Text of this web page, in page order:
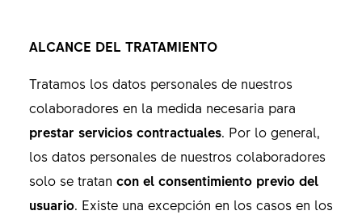
ALCANCE DEL TRATAMIENTO
Tratamos los datos personales de nuestros
colaboradores en la medida necesaria para
prestar servicios contractuales. Por lo general,
los datos personales de nuestros colaboradores
solo se tratan con el consentimiento previo del
usuario. Existe una excepción en los casos en los